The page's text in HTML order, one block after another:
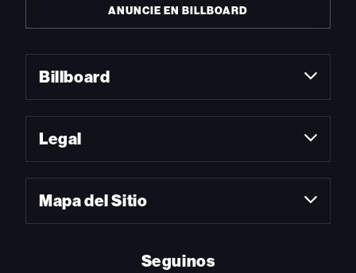
ANUNCIE EN BILLBOARD
Billboard
Legal
Mapa del Sitio
Seguinos